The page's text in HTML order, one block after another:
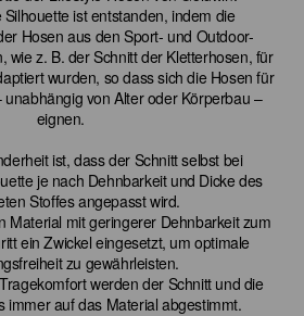
ist entstanden, indem die
Hosen aus den Sport- und Outdoor-
wie z. B. der Schnitt der Kletterhosen, für
wurden, so dass sich die Hosen für
von Alter oder Körperbau –
eignen.
ist, dass der Schnitt selbst bei
je nach Dehnbarkeit und Dicke des
Stoffes angepasst wird.
Material mit geringerer Dehnbarkeit zum
ein Zwickel eingesetzt, um optimale
zu gewährleisten.
werden der Schnitt und die
immer auf das Material abgestimmt.